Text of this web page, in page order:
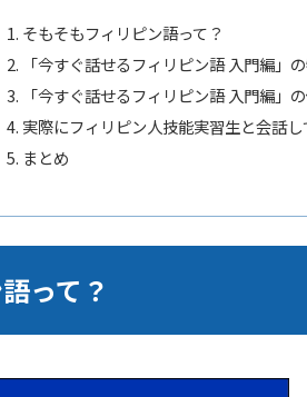
そもそもフィリピン語って？
「今すぐ話せるフィリピン語 入門編」
「今すぐ話せるフィリピン語 入門編」
実際にフィリピン人技能実習生と会話し
まとめ
って？